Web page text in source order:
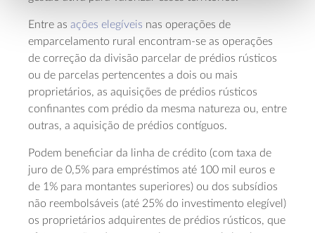
Entre as ações elegíveis nas operações de
emparcelamento rural encontram-se as operações
de correção da divisão parcelar de prédios rústicos
ou de parcelas pertencentes a dois ou mais
proprietários, as aquisições de prédios rústicos
confinantes com prédio da mesma natureza ou, entre
outras, a aquisição de prédios contíguos.
Podem beneficiar da linha de crédito (com taxa de
juro de 0,5% para empréstimos até 100 mil euros e
de 1% para montantes superiores) ou dos subsídios
não reembolsáveis (até 25% do investimento elegível)
os proprietários adquirentes de prédios rústicos, que